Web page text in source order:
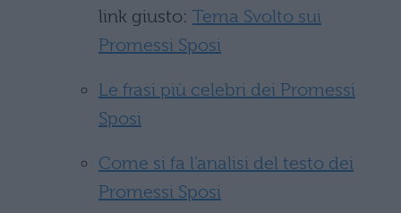
link giusto: Tema Svolto sui
Promessi Sposi
Le frasi più celebri dei Promessi
Sposi
Come si fa l’analisi del testo dei
Promessi Sposi